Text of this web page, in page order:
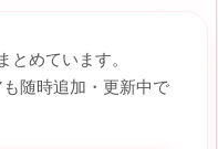
とめています。
随時追加・更新中で